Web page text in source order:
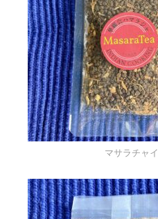
マサラチャイ